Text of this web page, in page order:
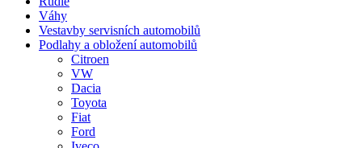
Váhy
Vestavby servisních automobilů
Podlahy a obložení automobilů
Citroen
VW
Dacia
Toyota
Fiat
Ford